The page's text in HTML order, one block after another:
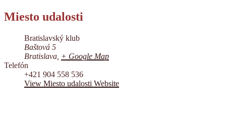
Miesto udalosti
Bratislavský klub
Baštová 5
Bratislava + Google Map
Telefón
+421 904 558 536
View Miesto udalosti Website